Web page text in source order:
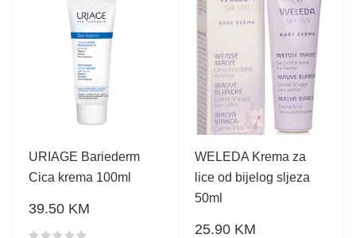
URIAGE Bariederm
Cica krema 100ml
39.50 KM
WELEDA Krema za
lice od bijelog sljeza
50ml
25.90 KM